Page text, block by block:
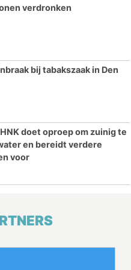
verdronken
bij tabakszaak in Den
doet oproep om zuinig te
en bereidt verdere
voor